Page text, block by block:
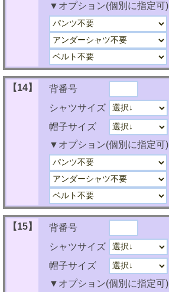
▼オプション(個別に指定可)
【14】
背番号
シャツサイズ
帽子サイズ
▼オプション(個別に指定可)
【15】
背番号
シャツサイズ
帽子サイズ
▼オプション(個別に指定可)